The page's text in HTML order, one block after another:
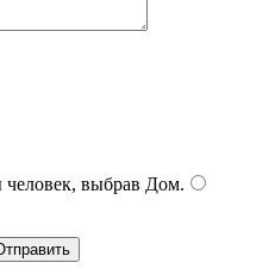
выбрав Дом.